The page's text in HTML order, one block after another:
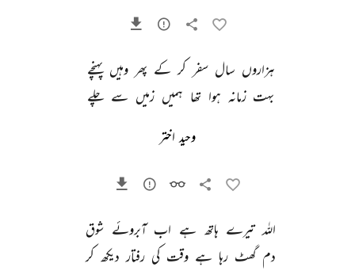
ہزاروں سال سفر کر کے پھر وہیں پہنچے
بہت زمانہ ہوا تھا ہمیں زمیں سے چلے
وحید اختر
اللہ تیرے ہاتھ ہے اب آبروئے شوق
دم گھٹ رہا ہے وقت کی رفتار دیکھ کر